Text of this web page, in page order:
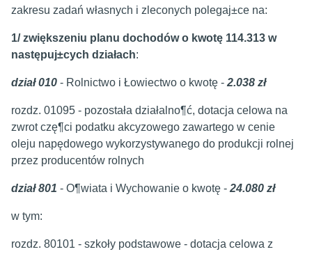
zakresu zadań własnych i zleconych polegaj±ce na:
1/ zwiększeniu planu dochodów o kwotę 114.313 w
następuj±cych działach:
dział 010 - Rolnictwo i Łowiectwo o kwotę - 2.038 zł
rozdz. 01095 - pozostała działalno¶ć, dotacja celowa na
zwrot czę¶ci podatku akcyzowego zawartego w cenie
oleju napędowego wykorzystywanego do produkcji rolnej
przez producentów rolnych
dział 801 - O¶wiata i Wychowanie o kwotę - 24.080 zł
w tym:
rozdz. 80101 - szkoły podstawowe - dotacja celowa z